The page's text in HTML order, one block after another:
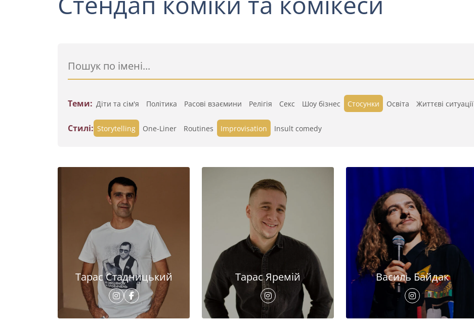
Теми: Діти та сім'я Політика Расові взаємини Релігія Секс Шоу бізнес Стосунки Освіта Життєві ситуації
Стилі: Storytelling One-Liner Routines Improvisation Insult comedy
Тарас Стадницький Тарас Яремій Василь Байдак